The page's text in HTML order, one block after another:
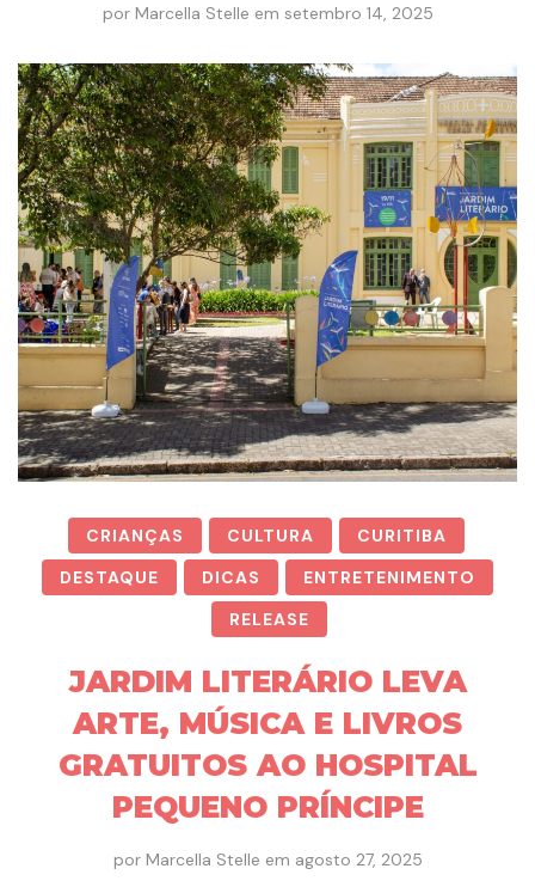
por Marcella Stelle em setembro 14, 2025
CRIANÇAS CULTURA
CURITIBA
DESTAQUE
DICAS
ENTRETENIMENTO
RELEASE
JARDIM LITERÁRIO LEVA
ARTE, MÚSICA E LIVROS
GRATUITOS AO HOSPITAL
PEQUENO PRÍNCIPE
por Marcella Stelle em agosto 27, 2025